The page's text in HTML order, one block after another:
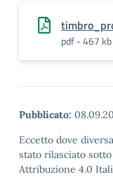
pdf - 467 kb
Pubblicato:
Eccetto dove
stato rilasciato
Attribuzione 4.0